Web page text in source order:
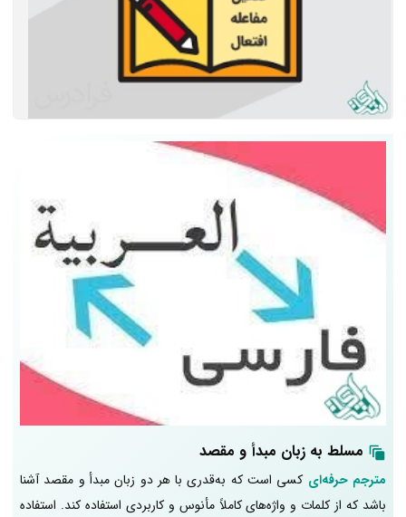
مسلط به زبان مبدأ و مقصد
مترجم حرفه‌ای کسی است که به‌قدری با هر دو زبان مبدأ و مقصد آشنا
باشد که از کلمات و واژه‌های کاملاً مأنوس و کاربردی استفاده کند. استفاده